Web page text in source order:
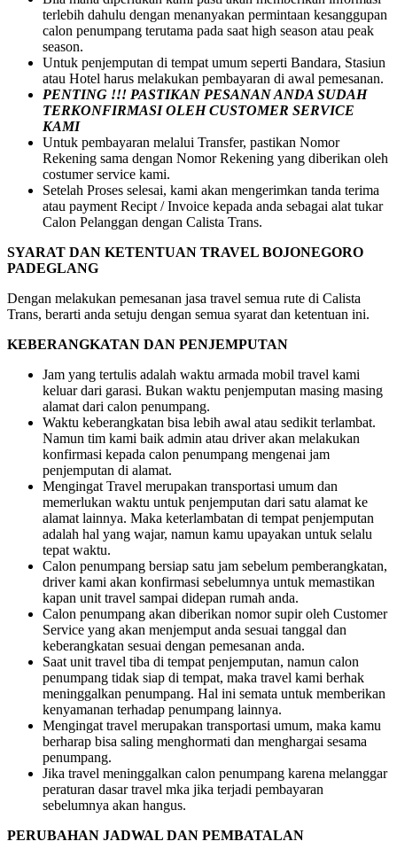
terlebih dahulu dengan menanyakan permintaan kesanggupan
calon penumpang terutama pada saat high season atau peak
season.
Untuk penjemputan di tempat umum seperti Bandara, Stasiun
atau Hotel harus melakukan pembayaran di awal pemesanan.
PENTING !!! PASTIKAN PESANAN ANDA SUDAH
TERKONFIRMASI OLEH CUSTOMER SERVICE
KAMI
Untuk pembayaran melalui Transfer, pastikan Nomor
Rekening sama dengan Nomor Rekening yang diberikan oleh
costumer service kami.
Setelah Proses selesai, kami akan mengerimkan tanda terima
atau payment Recipt / Invoice kepada anda sebagai alat tukar
Calon Pelanggan dengan Calista Trans.
SYARAT DAN KETENTUAN TRAVEL BOJONEGORO
PADEGLANG
Dengan melakukan pemesanan jasa travel semua rute di Calista
Trans, berarti anda setuju dengan semua syarat dan ketentuan ini.
KEBERANGKATAN DAN PENJEMPUTAN
Jam yang tertulis adalah waktu armada mobil travel kami
keluar dari garasi. Bukan waktu penjemputan masing masing
alamat dari calon penumpang.
Waktu keberangkatan bisa lebih awal atau sedikit terlambat.
Namun tim kami baik admin atau driver akan melakukan
konfirmasi kepada calon penumpang mengenai jam
penjemputan di alamat.
Mengingat Travel merupakan transportasi umum dan
memerlukan waktu untuk penjemputan dari satu alamat ke
alamat lainnya. Maka keterlambatan di tempat penjemputan
adalah hal yang wajar, namun kamu upayakan untuk selalu
tepat waktu.
Calon penumpang bersiap satu jam sebelum pemberangkatan,
driver kami akan konfirmasi sebelumnya untuk memastikan
kapan unit travel sampai didepan rumah anda.
Calon penumpang akan diberikan nomor supir oleh Customer
Service yang akan menjemput anda sesuai tanggal dan
keberangkatan sesuai dengan pemesanan anda.
Saat unit travel tiba di tempat penjemputan, namun calon
penumpang tidak siap di tempat, maka travel kami berhak
meninggalkan penumpang. Hal ini semata untuk memberikan
kenyamanan terhadap penumpang lainnya.
Mengingat travel merupakan transportasi umum, maka kamu
berharap bisa saling menghormati dan menghargai sesama
penumpang.
Jika travel meninggalkan calon penumpang karena melanggar
peraturan dasar travel mka jika terjadi pembayaran
sebelumnya akan hangus.
PERUBAHAN JADWAL DAN PEMBATALAN